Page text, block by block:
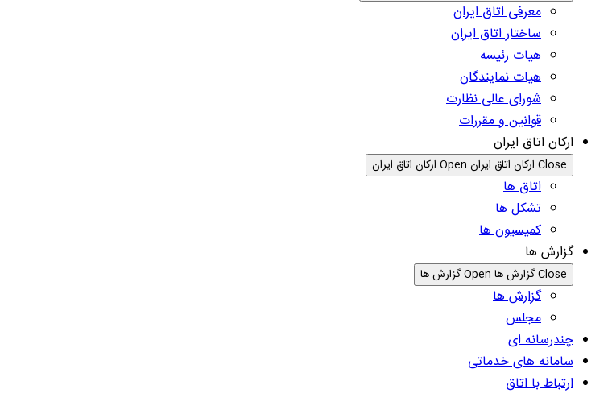
معرفی اتاق ایران
ساختار اتاق ایران
هیات رئیسه
هیات نمایندگان
شورای عالی نظارت
قوانین و مقررات
ارکان اتاق ایران
Close ارکان اتاق ایران Open ارکان اتاق ایران
اتاق ها
تشکل ها
کمیسیون ها
گزارش ها
Close گزارش ها Open گزارش ها
گزارش ها
مجلس
چندرسانه ای
سامانه های خدماتی
ارتباط با اتاق